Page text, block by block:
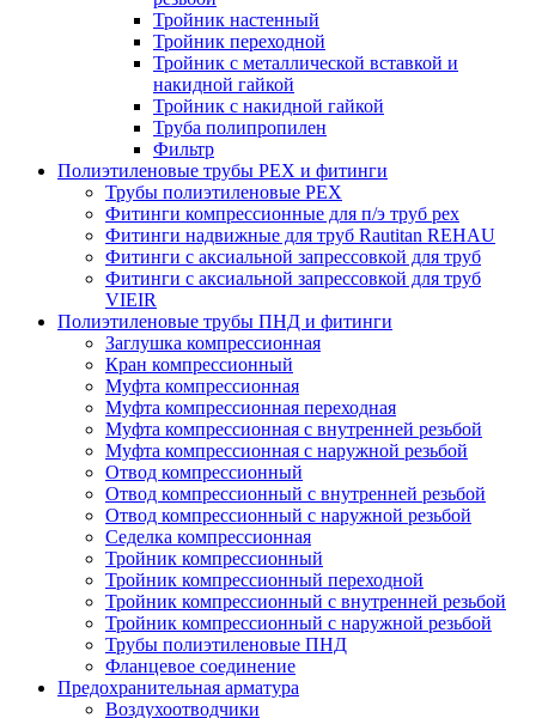
Тройник настенный
Тройник переходной
Тройник с металлической вставкой и
накидной гайкой
Тройник с накидной гайкой
Труба полипропилен
Фильтр
Полиэтиленовые трубы PEX и фитинги
Трубы полиэтиленовые PEX
Фитинги компрессионные для п/э труб pex
Фитинги надвижные для труб Rautitan REHAU
Фитинги с аксиальной запрессовкой для труб
Фитинги с аксиальной запрессовкой для труб
VIEIR
Полиэтиленовые трубы ПНД и фитинги
Заглушка компрессионная
Кран компрессионный
Муфта компрессионная
Муфта компрессионная переходная
Муфта компрессионная с внутренней резьбой
Муфта компрессионная с наружной резьбой
Отвод компрессионный
Отвод компрессионный с внутренней резьбой
Отвод компрессионный с наружной резьбой
Седелка компрессионная
Тройник компрессионный
Тройник компрессионный переходной
Тройник компрессионный с внутренней резьбой
Тройник компрессионный с наружной резьбой
Трубы полиэтиленовые ПНД
Фланцевое соединение
Предохранительная арматура
Воздухоотводчики